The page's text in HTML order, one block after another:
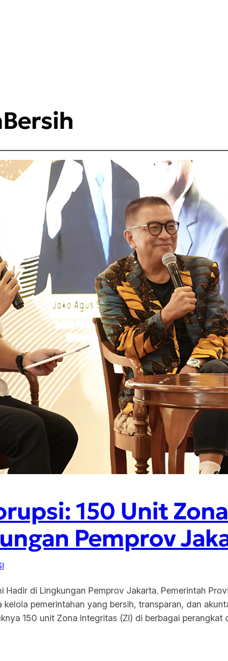
150 Unit
Pemprov
di Lingkungan Pemprov Jakarta. Pemerintah
pemerintahan yang bersih, transparan, dan
150 unit Zona Integritas (ZI) di berbagai perangkat